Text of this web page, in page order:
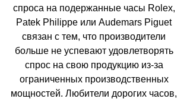
спроса на подержанные часы Rolex,
Patek Philippe или Audemars Piguet
связан с тем, что производители
больше не успевают удовлетворять
спрос на свою продукцию из-за
ограниченных производственных
мощностей. Любители дорогих часов,